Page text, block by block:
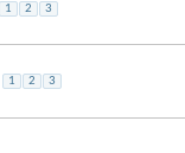
1 2 3
1 2 3